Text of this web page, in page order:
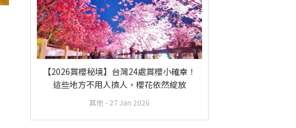
【2026賞櫻秘境】台灣24處賞櫻小確幸！
這些地方不用人擠人，櫻花依然綻放
其他 - 27 Jan 2026